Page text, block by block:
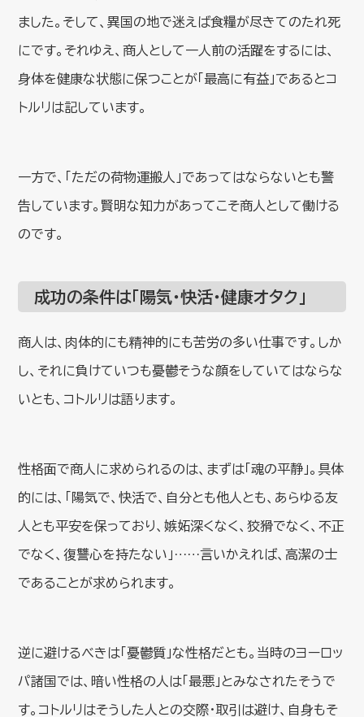
ました。そして、異国の地で迷えば食糧が尽きてのたれ死
にです。それゆえ、商人として一人前の活躍をするには、
身体を健康な状態に保つことが「最高に有益」であるとコ
トルリは記しています。
一方で、「ただの荷物運搬人」であってはならないとも警
告しています。賢明な知力があってこそ商人として働ける
のです。
成功の条件は「陽気・快活・健康オタク」
商人は、肉体的にも精神的にも苦労の多い仕事です。しか
し、それに負けていつも憂鬱そうな顔をしていてはならな
いとも、コトルリは語ります。
性格面で商人に求められるのは、まずは「魂の平静」。具体
的には、「陽気で、快活で、自分とも他人とも、あらゆる友
人とも平安を保っており、嫉妬深くなく、狡猾でなく、不正
でなく、復讐心を持たない」……言いかえれば、高潔の士
であることが求められます。
逆に避けるべきは「憂鬱質」な性格だとも。当時のヨーロッ
パ諸国では、暗い性格の人は「最悪」とみなされたそうで
す。コトルリはそうした人との交際・取引は避け、自身もそ